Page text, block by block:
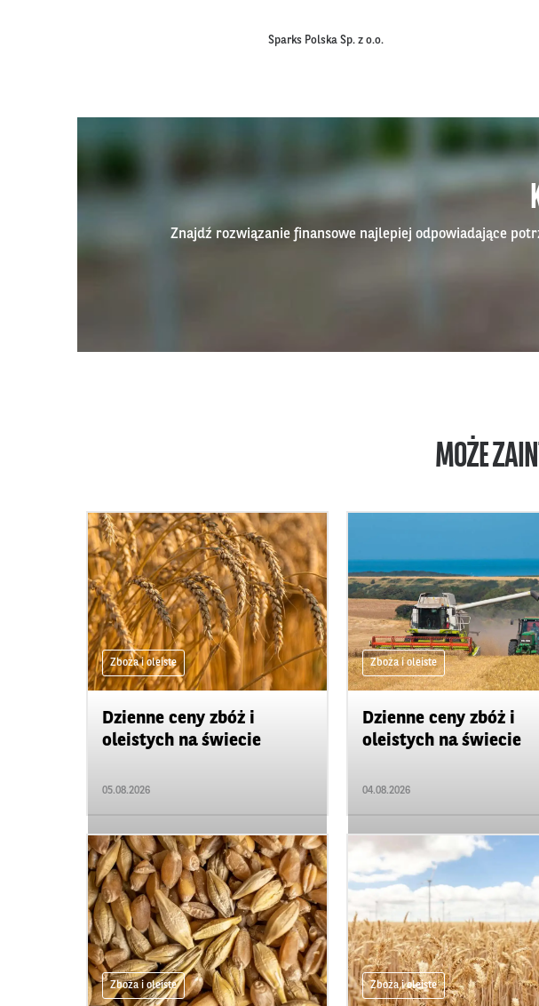
Sparks Polska Sp. z o.o.
Znajdź rozwiązanie finansowe najlepiej odpowiadające
MOŻE
Zboża i oleiste
Dzienne ceny zbóż i
oleistych na świecie
05.08.2026
Zboża i oleiste
Dzienne ceny zbóż i
oleistych na świecie
04.08.2026
Zboża i oleiste Zboża i oleiste